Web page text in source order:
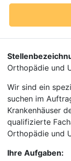
Orthopädie und
Wir sind ein
suchen im
Krankenhäuser
qualifizierte
Orthopädie und
Ihre Aufgaben: